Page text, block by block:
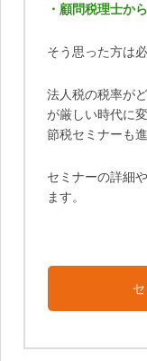
・顧問税理士か
そう思った方は
法人税の税率が
が厳しい時代に
節税セミナーも
セミナーの詳細
ます。